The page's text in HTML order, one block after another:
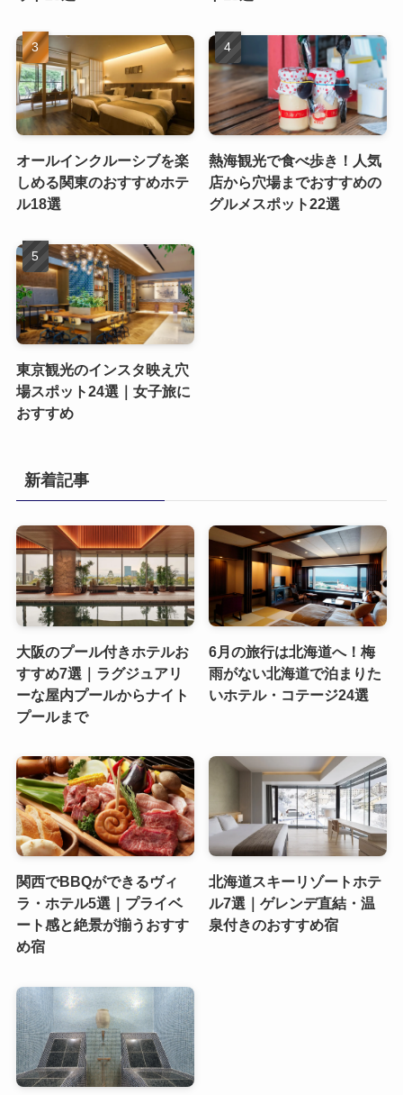
オールインクルーシブを楽
しめる関東のおすすめホテ
ル18選
熱海観光で食べ歩き！人気
店から穴場までおすすめの
グルメスポット22選
東京観光のインスタ映え穴
場スポット24選｜女子旅に
おすすめ
新着記事
大阪のプール付きホテルお
すすめ7選｜ラグジュアリ
ーな屋内プールからナイト
プールまで
6月の旅行は北海道へ！梅
雨がない北海道で泊まりた
いホテル・コテージ24選
関西でBBQができるヴィ
ラ・ホテル5選｜プライベ
ート感と絶景が揃うおすす
め宿
北海道スキーリゾートホテ
ル7選｜ゲレンデ直結・温
泉付きのおすすめ宿